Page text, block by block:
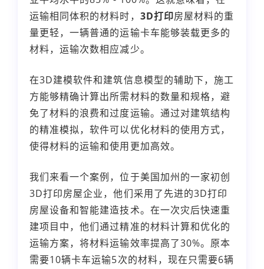
运输相同体积的材料时， 3D打印房屋材料的重
量更轻，一辆普通的运输卡车能够装载更多的
材料，运输次数相应减少。
在3D建模软件和建筑信息模型的辅助下，施工
方能够精确计算出所需材料的数量和规格，避
免了材料的浪费和过度运输。通过对建筑结构
的精准模拟，软件可以优化材料的使用方式，
使得材料的运输和使用更加高效。
我们来看一个案例，位于美国加州的一家初创
3D打印房屋企业，他们采用了先进的3D打印
房屋设备和智能建造技术。在一次灾后快速重
建项目中，他们通过精准的材料计算和优化的
运输方案，将材料运输效率提高了30%。原本
需要10辆卡车运输5次的材料，现在只需要6辆